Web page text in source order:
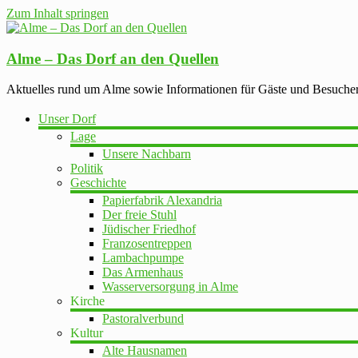
Zum Inhalt springen
Alme – Das Dorf an den Quellen
Aktuelles rund um Alme sowie Informationen für Gäste und
Unser Dorf
Lage
Unsere Nachbarn
Politik
Geschichte
Papierfabrik Alexandria
Der freie Stuhl
Jüdischer Friedhof
Franzosentreppen
Lambachpumpe
Das Armenhaus
Wasserversorgung in Alme
Kirche
Pastoralverbund
Kultur
Alte Hausnamen